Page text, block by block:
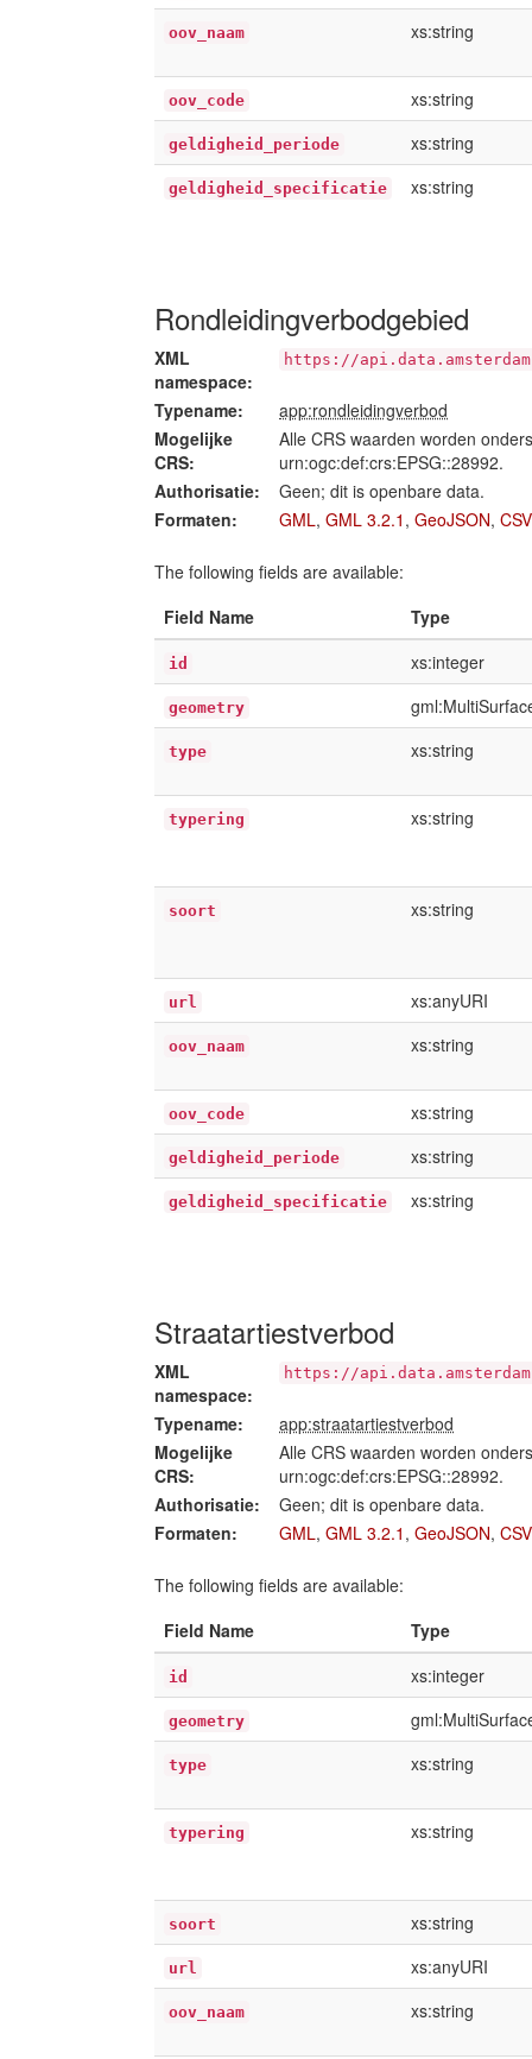
oov_naam xs:string
oov_code xs:string
geldigheid_periode xs:string
geldigheid_specificatie xs:string
Rondleidingverbodgebied
XML
namespace:
https://
Typename:
app:rondleidingverbod
Mogelijke
CRS:
Alle CRS waarden worden
urn:ogc:def:crs:EPSG::28992.
Authorisatie:
Geen; dit is openbare data.
Formaten:
GML, GML 3.2.1 , GeoJSON, CSV
The following fields are available:
Field Name
Type
id xs:integer
geometry
type xs:string
typering xs:string
soort xs:string
url xs:anyURI
oov_naam xs:string
oov_code xs:string
geldigheid_periode xs:string
geldigheid_specificatie xs:string
Straatartiestverbod
XML
namespace:
https://
Typename:
app:straatartiestverbod
Mogelijke
CRS:
Alle CRS waarden worden
urn:ogc:def:crs:EPSG::28992.
Authorisatie:
Geen; dit is openbare data.
Formaten:
GML, GML 3.2.1 , GeoJSON, CSV
The following fields are available:
Field Name
Type
id xs:integer
geometry
type xs:string
typering xs:string
soort xs:string
url xs:anyURI
oov_naam xs:string